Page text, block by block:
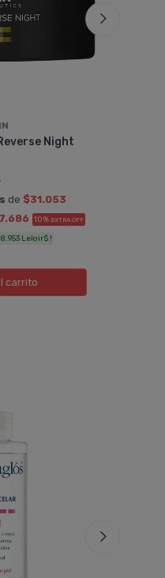
Night
de $31.053
10% EXTRA OFF
Leloir$ !
carrito